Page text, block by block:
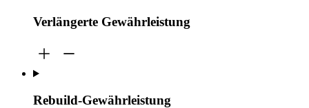
Verlängerte Gewährleistung
Rebuild-Gewährleistung